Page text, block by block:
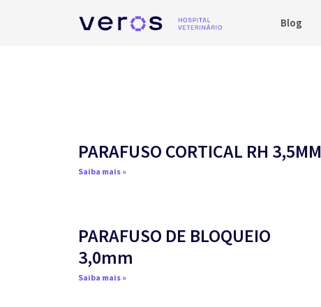
Blog
PARAFUSO CORTICAL RH 3,5MM
Saiba mais »
PARAFUSO DE BLOQUEIO
3,0mm
Saiba mais »